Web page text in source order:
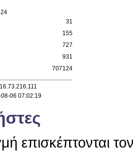
24
31
155
727
931
707124
06 07:02:19
επισκέπτονται